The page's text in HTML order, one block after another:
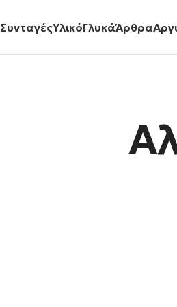
ΣυνταγέςΥλικόΓλυκάΆρθρα